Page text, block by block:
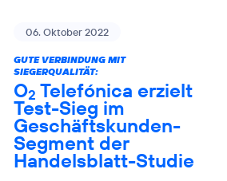
06. Oktober 2022
GUTE VERBINDUNG MIT
SIEGERQUALITÄT:
O2 Telefónica erzielt
Test-Sieg im
Geschäftskunden-
Segment der
Handelsblatt-Studie